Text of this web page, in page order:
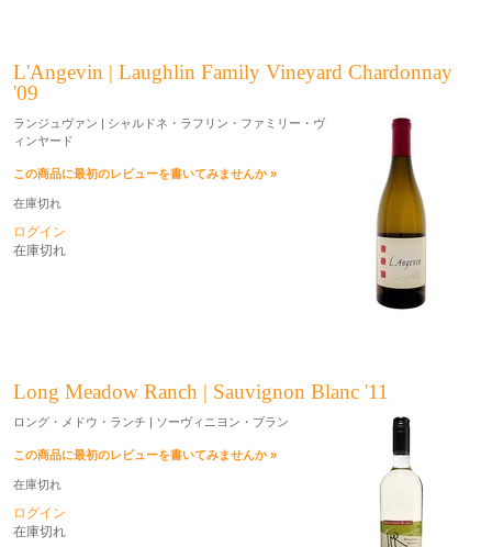
L'Angevin | Laughlin Family Vineyard Chardonnay
'09
ランジュヴァン | シャルドネ・ラフリン・ファミリー・ヴ
ィンヤード
この商品に最初のレビューを書いてみませんか »
在庫切れ
ログイン
在庫切れ
Long Meadow Ranch | Sauvignon Blanc '11
ロング・メドウ・ランチ | ソーヴィニヨン・ブラン
この商品に最初のレビューを書いてみませんか »
在庫切れ
ログイン
在庫切れ